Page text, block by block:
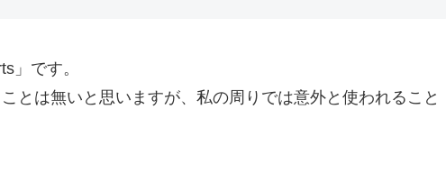
」です。
とは無いと思いますが、私の周りでは意外と使われること